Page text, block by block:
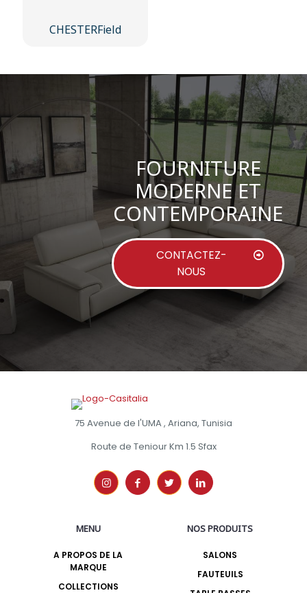
CHESTERField
FOURNITURE
MODERNE ET
CONTEMPORAINE
CONTACTEZ-
NOUS
75 Avenue de l'UMA , Ariana, Tunisia
Route de Teniour Km 1.5 Sfax
MENU
A PROPOS DE LA
MARQUE
COLLECTIONS
NOS PRODUITS
SALONS
FAUTEUILS